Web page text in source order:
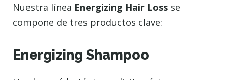
Nuestra línea Energizing Hair Loss se
compone de tres productos clave:
Energizing Shampoo